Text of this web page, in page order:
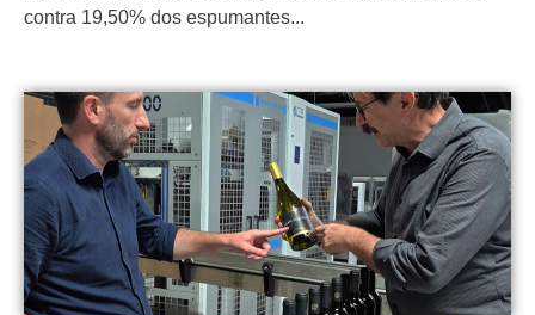
contra 19,50% dos espumantes...